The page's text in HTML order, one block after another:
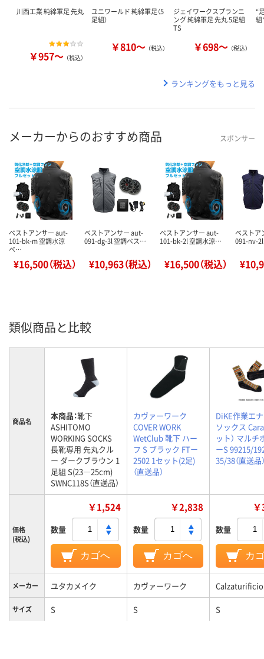
川西工業 純綿軍足 先丸
￥957～ （税込）
ユニワールド 純綿軍足（5
足組）
￥810～ （税込）
ジェイワークスプランニ
ング 純綿軍足 先丸 5足組
TS
￥698～ （税込）
“
組
ランキングをもっと見る
メーカーからのおすすめ商品 スポンサー
ベストアンサー aut-
101-bk-m 空調水涼
ベ…
¥16,500（税込）
ベストアンサー aut-
091-dg-3l 空調ベス…
¥10,963（税込）
ベストアンサー aut-
101-bk-2l 空調水涼…
¥16,500（税込）
ベストア
091-nv-
類似商品と比較
商品名 本商品：靴下
ASHITOMO
WORKING SOCKS
長靴専用 先丸クル
ー ダークブラウン 1
足組 S(23―25cm)
SWNC118S（直送品）
カヴァーワーク
COVER WORK
WetClub 靴下 ハー
フ S ブラック FTー
2502 1セット(2足)
（直送品）
DiKE作業エ
ソックス
ット） マルチ
ーS 99215/
35/38（直送品
価格
(税込)
￥1,524
数量
カゴへ
￥2,838
数量
カゴへ
数量
カ
メーカー ユタカメイク カヴァーワーク
サイズ S S S